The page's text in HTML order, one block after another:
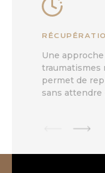
Une
traumatismes
permet de
sans attendre